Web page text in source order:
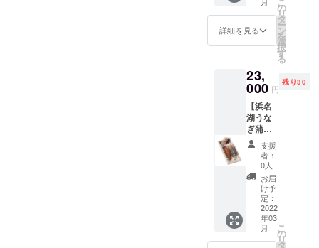
は、こ
なバッ
クス
秘めら
れてい
ます。
こちら
の山椒
は大河
ドラマ
放送年
度には
お土産
処を中
心に販
売され
ており
ました
も自然
の恵み
を最大
限に生
高品質
のお米
がとれ
る拘り
の田ん
ぼであ
れば尚
更で
す。 つ
まり昔
ながら
の原風
景を守
る事
は、鰻
の横の
ちゃん
らった
熨斗を
致しま
す。 ■
賞味期
限■ 冷
蔵保存
にて発
送日よ
り30日
※「浜名
湖うな
ぎ」
は、
じっく
り期間
をかけ
ぎ生産
合「丸
浜」）
静岡県
浜松市
西区馬
郡町
2465 ■
当イベ
ント限
定■ 当
商品に
は浜名
湖立う
な重高
校うな
ぎ部部
長イル
は、
り期間
をかけ
で小骨
が気に
なるこ
とがあ
りま
す。 ■
製造元■
浜名湖
養魚漁
業協同
組合
（浜名
湖うな
ぎ生産
者の組
ギー表
示を含
む原材
料表示■
豆・小
麦を含
む）、
みり
ん、砂
糖 ■製
造元■
浜名湖
養魚漁
業協同
組合
（浜名
湖うな
ぎ生産
者の組
焼：4枚
（鰻１
匹 約
100ml×
1、山
椒、説
明書
付） ■
表示義
務のあ
る添加
物及び
表示■
なし ■
アレル
ギー表
示を含
む原材
料表示■
わい
方。浜
名湖う
なぎ白
焼（真
ク）4枚
■名称■
うなぎ
の長白
焼真空
パック
■原材料
名■ 浜
名湖う
なぎ、
蒲焼の
たれ、
山椒 ■
内容量■
長白
焼：4枚
詳細を見る
の
リ
タ
ー
ン
を
選
択
す
る
23,
000 円
残り30
【浜名
湖うな
ぎ蒲焼5
枚提
供！】
養鰻発
祥の地
の歴史
の味を
ご堪能
くださ
い。浜
名湖う
支援
者：
0人
お届
け予
定：
2022
年03
月
こ
の
リ
タ